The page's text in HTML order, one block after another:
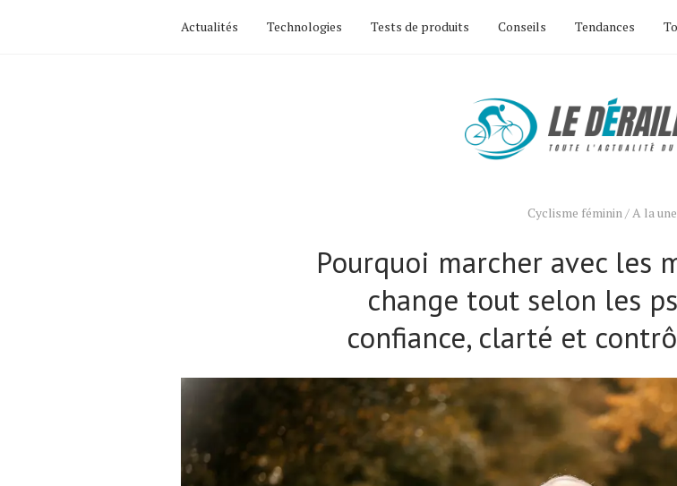
Actualités Technologies Tests de produits Conseils Tendances
Cyclisme féminin/A la une
Pourquoi marcher avec les
change tout selon les
confiance, clarté et